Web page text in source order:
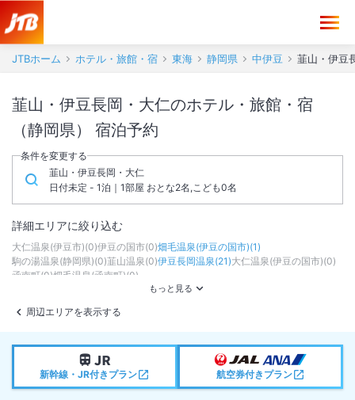
JTBホーム ホテル・旅館・宿 東海 静岡県 中伊豆 韮山・伊豆
韮山・伊豆長岡・大仁のホテル・旅館・宿
（静岡県） 宿泊予約
条件を変更する
韮山・伊豆長岡・大仁
日付未定 - 1泊｜1部屋 おとな2名,こども0名
詳細エリアに絞り込む
大仁温泉(伊豆市)(0)伊豆の国市(0)畑毛温泉(伊豆の国市)(1)
駒の湯温泉(静岡県)(0)韮山温泉(0)伊豆長岡温泉(21)大仁温泉(伊豆の国市)(0)
函南町(0)畑毛温泉(函南町)(0)
周辺エリアを表示する
新幹線・JR付きプラン 航空券付きプラン